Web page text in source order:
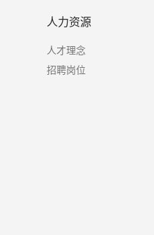
人力资源
人才理念
招聘岗位